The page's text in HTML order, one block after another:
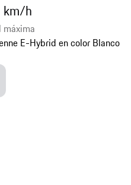
máxima
km/h